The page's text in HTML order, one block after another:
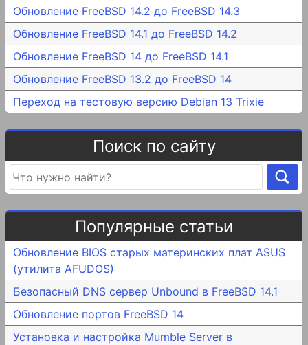
Обновление FreeBSD 14.2 до FreeBSD 14.3
Обновление FreeBSD 14.1 до FreeBSD 14.2
Обновление FreeBSD 14 до FreeBSD 14.1
Обновление FreeBSD 13.2 до FreeBSD 14
Переход на тестовую версию Debian 13 Trixie
Поиск по сайту
Популярные статьи
Обновление BIOS старых материнских плат ASUS
(утилита AFUDOS)
Безопасный DNS сервер Unbound в FreeBSD 14.1
Обновление портов FreeBSD 14
Установка и настройка Mumble Server в